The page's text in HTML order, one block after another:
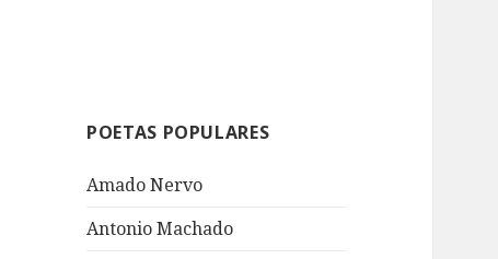
POETAS POPULARES
Amado Nervo
Antonio Machado